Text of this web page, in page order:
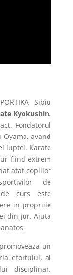
Sibiu
Kyokushin.
Fondatorul
avand
luptei. Karate
fiind extrem
atat copiilor
de
curs este
in propriile
din jur. Ajuta
un
efortului, al
disciplinar.